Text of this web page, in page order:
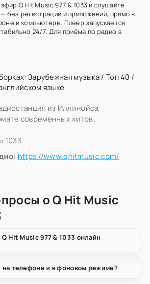
Q Hit Music 977 & 1033 и слушайте
без регистрации и приложений, прямо в
и компьютере. Плеер запускается
24/7. Для приёма по радио в
Зарубежная музыка/ Топ 40 /
языке
из Иллинойса,
современных хитов.
1033
https://www.qhitmusic.com/
о Q Hit Music
Q Hit Music 977 & 1033 онлайн
на телефоне и в фоновом режиме?